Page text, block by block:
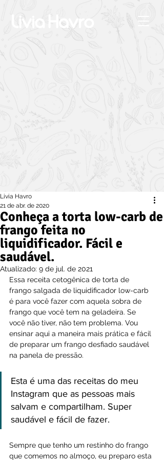
Conheça a torta low-carb de
frango feita no
liquidificador. Fácil e
saudável.
Livia Havro
21 de abr. de 2020
Atualizado: 9 de jul. de 2021
Essa receita cetogênica de torta de
frango salgada de liquidificador low-carb
é para você fazer com aquela sobra de
frango que você tem na geladeira. Se
você não tiver, não tem problema. Vou
ensinar aqui a maneira mais prática e fácil
de preparar um frango desfiado saudável
na panela de pressão.
Esta é uma das receitas do meu
Instagram que as pessoas mais
salvam e compartilham. Super
saudável e fácil de fazer.
Sempre que tenho um restinho do frango
que comemos no almoço, eu preparo esta